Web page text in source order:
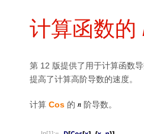
计算函数的
第 12 版提供了用于计算函数
提高了计算高阶导数的速度。
计算 Cos 的 阶导数。